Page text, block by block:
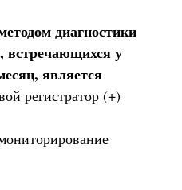
диагностики
встречающихся у
является
регистратор (+)